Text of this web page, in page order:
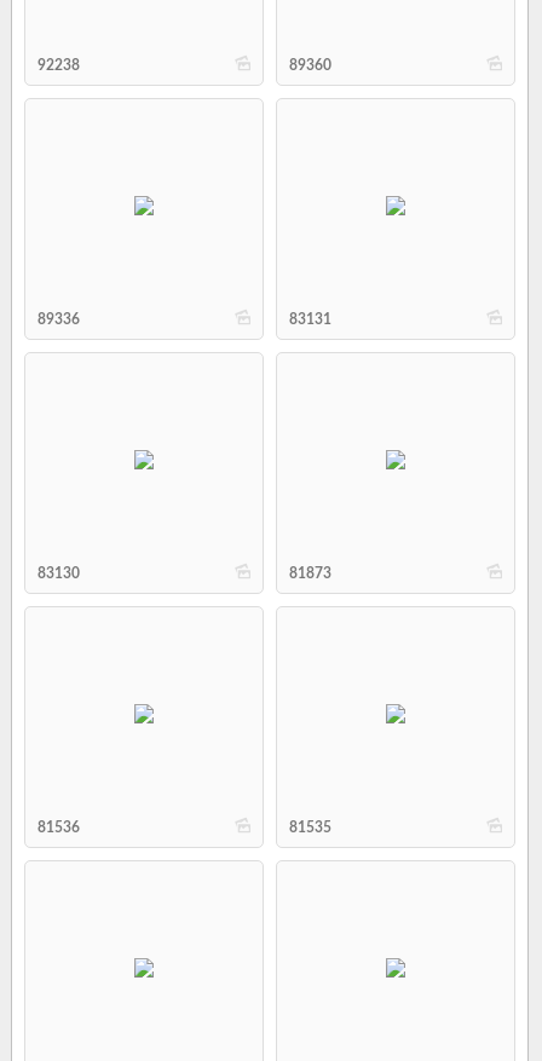
b
92238 b
89360
b
89336 b
83131
b
83130 b
81873
b
81536 b
81535